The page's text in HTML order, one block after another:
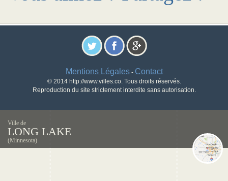
Mentions Légales- Contact
© 2014 http://www.villes.co. Tous droits réservés.
Reproduction du site strictement interdite sans autorisation.
Ville de
LONG LAKE
(Minnesota)